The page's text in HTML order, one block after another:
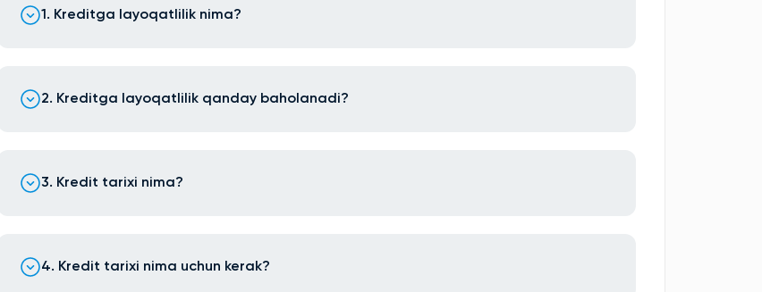
1. Kreditga layoqatlilik nima?
2. Kreditga layoqatlilik qanday baholanadi?
3. Kredit tarixi nima?
4. Kredit tarixi nima uchun kerak?